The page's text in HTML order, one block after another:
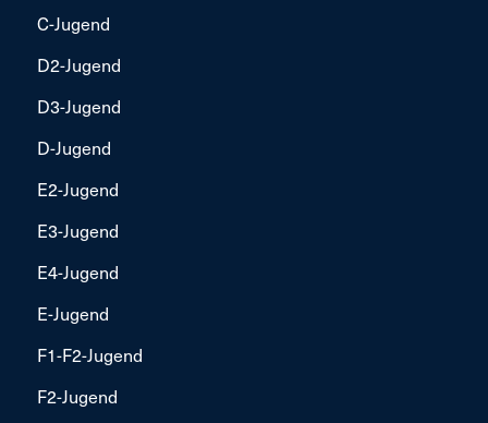
C-Jugend
D2-Jugend
D3-Jugend
D-Jugend
E2-Jugend
E3-Jugend
E4-Jugend
E-Jugend
F1-F2-Jugend
F2-Jugend